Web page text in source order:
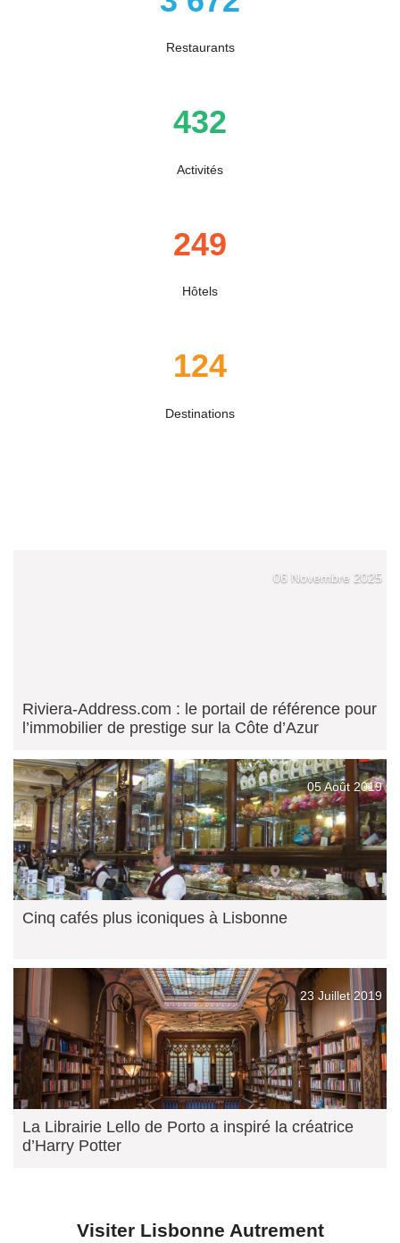
Restaurants
432
Activités
249
Hôtels
124
Destinations
06 Novembre 2025
Riviera-Address.com : le portail de référence pour
l’immobilier de prestige sur la Côte d’Azur
05 Août 2019
Cinq cafés plus iconiques à Lisbonne
23 Juillet 2019
La Librairie Lello de Porto a inspiré la créatrice
d’Harry Potter
Visiter Lisbonne Autrement